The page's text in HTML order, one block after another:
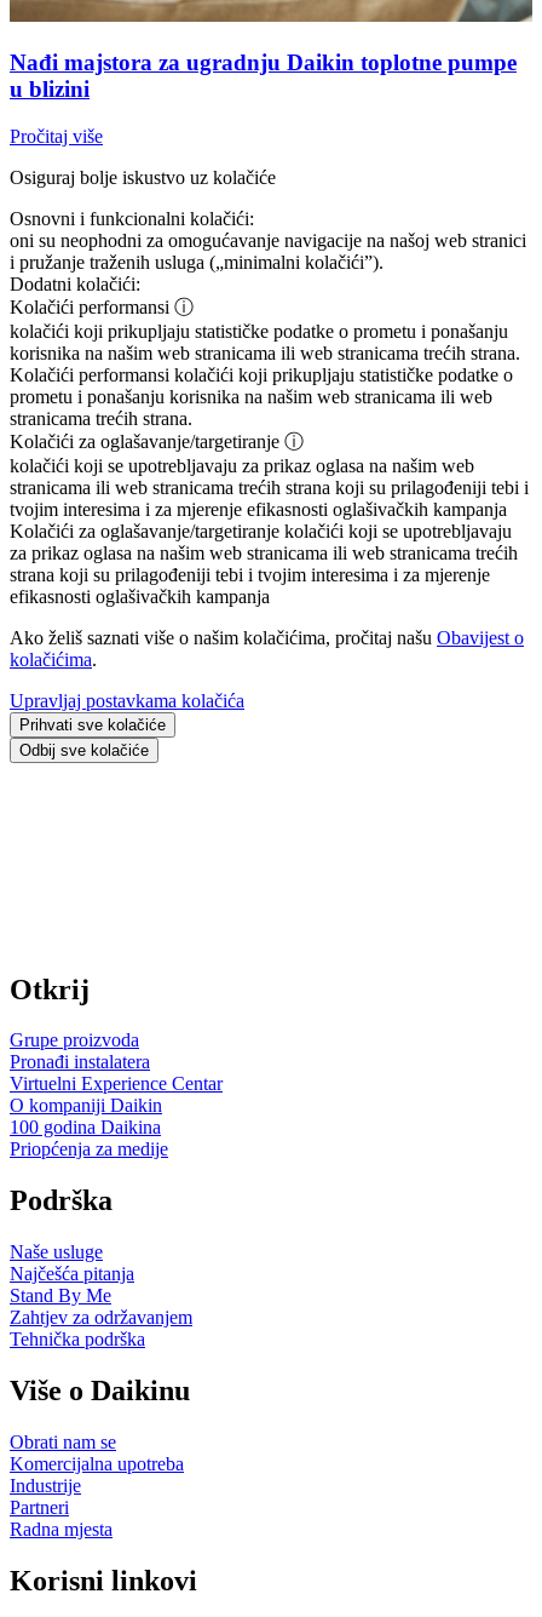
Nađi majstora za ugradnju Daikin toplotne pumpe
u blizini
Pročitaj više
Osiguraj bolje iskustvo uz kolačiće
Osnovni i funkcionalni kolačići:
oni su neophodni za omogućavanje navigacije na našoj web stranici
i pružanje traženih usluga („minimalni kolačići”).
Dodatni kolačići:
Kolačići performansi ⓘ
kolačići koji prikupljaju statističke podatke o prometu i ponašanju
korisnika na našim web stranicama ili web stranicama trećih strana.
Kolačići performansi kolačići koji prikupljaju statističke podatke o
prometu i ponašanju korisnika na našim web stranicama ili web
stranicama trećih strana.
Kolačići za oglašavanje/targetiranje ⓘ
kolačići koji se upotrebljavaju za prikaz oglasa na našim web
stranicama ili web stranicama trećih strana koji su prilagođeniji tebi i
tvojim interesima i za mjerenje efikasnosti oglašivačkih kampanja
Kolačići za oglašavanje/targetiranje kolačići koji se upotrebljavaju
za prikaz oglasa na našim web stranicama ili web stranicama trećih
strana koji su prilagođeniji tebi i tvojim interesima i za mjerenje
efikasnosti oglašivačkih kampanja
Ako želiš saznati više o našim kolačićima, pročitaj našu Obavijest o
kolačićima.
Upravljaj postavkama kolačića
Prihvati sve kolačiće
Odbij sve kolačiće
Otkrij
Grupe proizvoda
Pronađi instalatera
Virtuelni Experience Centar
O kompaniji Daikin
100 godina Daikina
Priopćenja za medije
Podrška
Naše usluge
Najčešća pitanja
Stand By Me
Zahtjev za održavanjem
Tehnička podrška
Više o Daikinu
Obrati nam se
Komercijalna upotreba
Industrije
Partneri
Radna mjesta
Korisni linkovi